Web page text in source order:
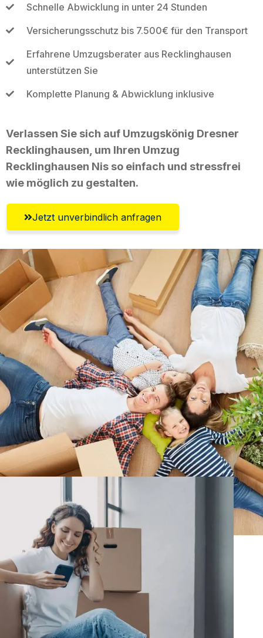
Schnelle Abwicklung in unter 24 Stunden
Versicherungsschutz bis 7.500€ für den Transport
Erfahrene Umzugsberater aus Recklinghausen
unterstützen Sie
Komplette Planung & Abwicklung inklusive
Verlassen Sie sich auf Umzugskönig Dresner
Recklinghausen, um Ihren Umzug
Recklinghausen Nis so einfach und stressfrei
wie möglich zu gestalten.
Jetzt unverbindlich anfragen